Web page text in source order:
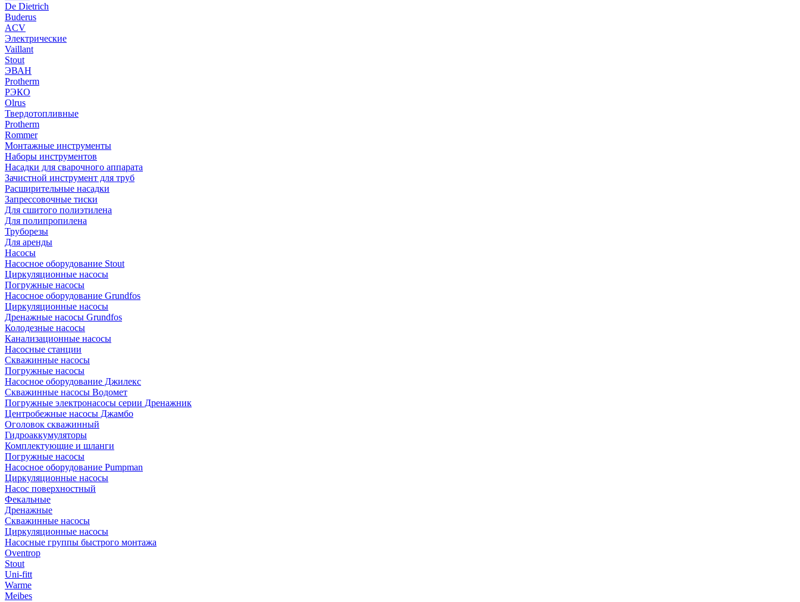
De Dietrich
Buderus
ACV
Электрические
Vaillant
Stout
ЭВАН
Protherm
РЭКО
Olrus
Твердотопливные
Protherm
Rommer
Монтажные инструменты
Наборы инструментов
Насадки для сварочного аппарата
Зачистной инструмент для труб
Расширительные насадки
Запрессовочные тиски
Для сшитого полиэтилена
Для полипропилена
Труборезы
Для аренды
Насосы
Насосное оборудование Stout
Циркуляционные насосы
Погружные насосы
Насосное оборудование Grundfos
Циркуляционные насосы
Дренажные насосы Grundfos
Колодезные насосы
Канализационные насосы
Насосные станции
Скважинные насосы
Погружные насосы
Насосное оборудование Джилекс
Скважинные насосы Водомет
Погружные электронасосы серии Дренажник
Центробежные насосы Джамбо
Оголовок скважинный
Гидроаккумуляторы
Комплектующие и шланги
Погружные насосы
Насосное оборудование Pumpman
Циркуляционные насосы
Насос поверхностный
Фекальные
Дренажные
Скважинные насосы
Циркуляционные насосы
Насосные группы быстрого монтажа
Oventrop
Stout
Uni-fitt
Warme
Meibes